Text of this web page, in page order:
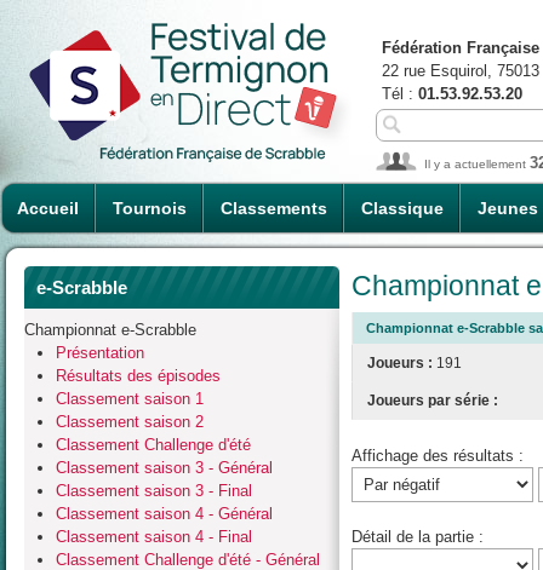
Accueil Tournois Classements Classique Jeunes
Fédération
22 rue Esquirol,
Tél : 01.53.92.53.20
Il y a actuellement
e-Scrabble
Championnat e-Scrabble
Présentation
Résultats des épisodes
Classement saison 1
Classement saison 2
Classement Challenge d'été
Classement saison 3 - Général
Classement saison 3 - Final
Classement saison 4 - Général
Classement saison 4 - Final
Classement Challenge d'été - Général
Championnat
Championnat e-Scrabble
Joueurs : 191
Joueurs par série :
Affichage des résultats :
Détail de la partie :